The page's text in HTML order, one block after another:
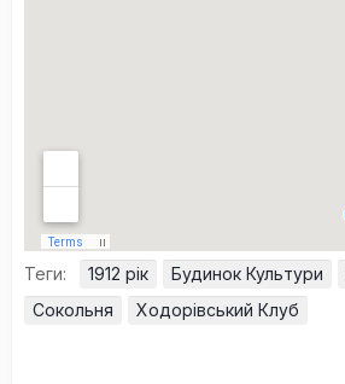
Теги: 1912 рік Будинок Культури
Сокольня
Ходорівський Клуб